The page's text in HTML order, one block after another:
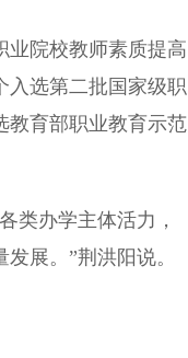
院校教师素质提高
入选第二批国家级职
教育部职业教育示范
办学主体活力，
展。”荆洪阳说。